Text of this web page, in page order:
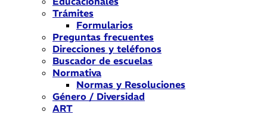
Trámites
Formularios
Preguntas frecuentes
Direcciones y teléfonos
Buscador de escuelas
Normativa
Normas y Resoluciones
Género / Diversidad
ART